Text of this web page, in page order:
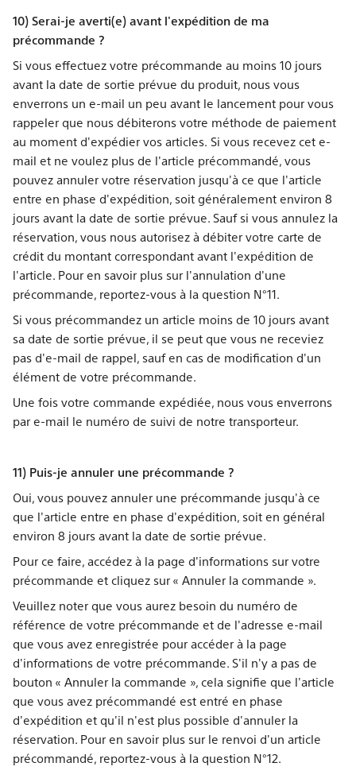
10) Serai-je averti(e) avant l'expédition de ma
précommande ?
Si vous effectuez votre précommande au moins 10 jours
avant la date de sortie prévue du produit, nous vous
enverrons un e-mail un peu avant le lancement pour vous
rappeler que nous débiterons votre méthode de paiement
au moment d'expédier vos articles. Si vous recevez cet e-
mail et ne voulez plus de l'article précommandé, vous
pouvez annuler votre réservation jusqu'à ce que l'article
entre en phase d'expédition, soit généralement environ 8
jours avant la date de sortie prévue. Sauf si vous annulez la
réservation, vous nous autorisez à débiter votre carte de
crédit du montant correspondant avant l'expédition de
l'article. Pour en savoir plus sur l'annulation d'une
précommande, reportez-vous à la question N°11.
Si vous précommandez un article moins de 10 jours avant
sa date de sortie prévue, il se peut que vous ne receviez
pas d'e-mail de rappel, sauf en cas de modification d'un
élément de votre précommande.
Une fois votre commande expédiée, nous vous enverrons
par e-mail le numéro de suivi de notre transporteur.
11) Puis-je annuler une précommande ?
Oui, vous pouvez annuler une précommande jusqu'à ce
que l'article entre en phase d'expédition, soit en général
environ 8 jours avant la date de sortie prévue.
Pour ce faire, accédez à la page d'informations sur votre
précommande et cliquez sur « Annuler la commande ».
Veuillez noter que vous aurez besoin du numéro de
référence de votre précommande et de l'adresse e-mail
que vous avez enregistrée pour accéder à la page
d'informations de votre précommande. S'il n'y a pas de
bouton « Annuler la commande », cela signifie que l'article
que vous avez précommandé est entré en phase
d'expédition et qu'il n'est plus possible d'annuler la
réservation. Pour en savoir plus sur le renvoi d'un article
précommandé, reportez-vous à la question N°12.